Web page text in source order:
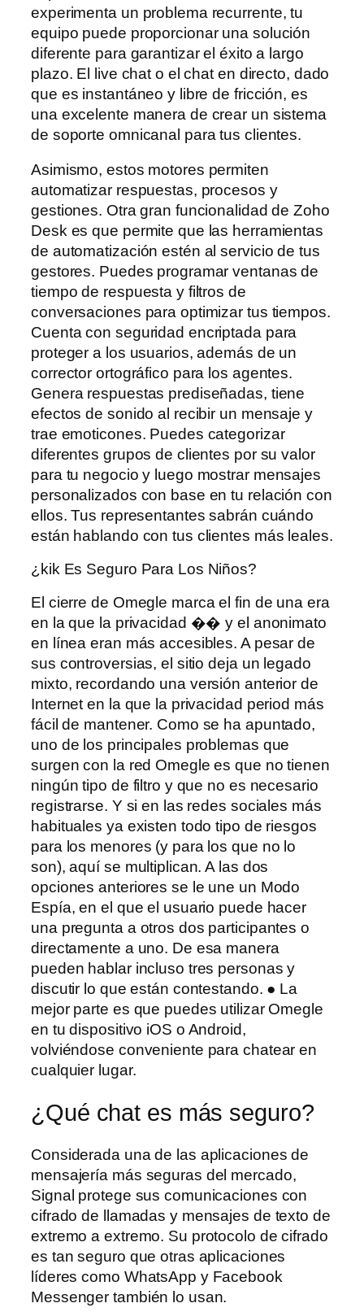
experimenta un problema recurrente, tu
equipo puede proporcionar una solución
diferente para garantizar el éxito a largo
plazo. El live chat o el chat en directo, dado
que es instantáneo y libre de fricción, es
una excelente manera de crear un sistema
de soporte omnicanal para tus clientes.
Asimismo, estos motores permiten
automatizar respuestas, procesos y
gestiones. Otra gran funcionalidad de Zoho
Desk es que permite que las herramientas
de automatización estén al servicio de tus
gestores. Puedes programar ventanas de
tiempo de respuesta y filtros de
conversaciones para optimizar tus tiempos.
Cuenta con seguridad encriptada para
proteger a los usuarios, además de un
corrector ortográfico para los agentes.
Genera respuestas prediseñadas, tiene
efectos de sonido al recibir un mensaje y
trae emoticones. Puedes categorizar
diferentes grupos de clientes por su valor
para tu negocio y luego mostrar mensajes
personalizados con base ​​en tu relación con
ellos. Tus representantes sabrán cuándo
están hablando con tus clientes más leales.
¿kik Es Seguro Para Los Niños?
El cierre de Omegle marca el fin de una era
en la que la privacidad �� y el anonimato
en línea eran más accesibles. A pesar de
sus controversias, el sitio deja un legado
mixto, recordando una versión anterior de
Internet en la que la privacidad period más
fácil de mantener. Como se ha apuntado,
uno de los principales problemas que
surgen con la red Omegle es que no tienen
ningún tipo de filtro y que no es necesario
registrarse. Y si en las redes sociales más
habituales ya existen todo tipo de riesgos
para los menores (y para los que no lo
son), aquí se multiplican. A las dos
opciones anteriores se le une un Modo
Espía, en el que el usuario puede hacer
una pregunta a otros dos participantes o
directamente a uno. De esa manera
pueden hablar incluso tres personas y
discutir lo que están contestando. ● La
mejor parte es que puedes utilizar Omegle
en tu dispositivo iOS o Android,
volviéndose conveniente para chatear en
cualquier lugar.
¿Qué chat es más seguro?
Considerada una de las aplicaciones de
mensajería más seguras del mercado,
Signal protege sus comunicaciones con
cifrado de llamadas y mensajes de texto de
extremo a extremo. Su protocolo de cifrado
es tan seguro que otras aplicaciones
líderes como WhatsApp y Facebook
Messenger también lo usan.